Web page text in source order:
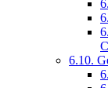
6.10.